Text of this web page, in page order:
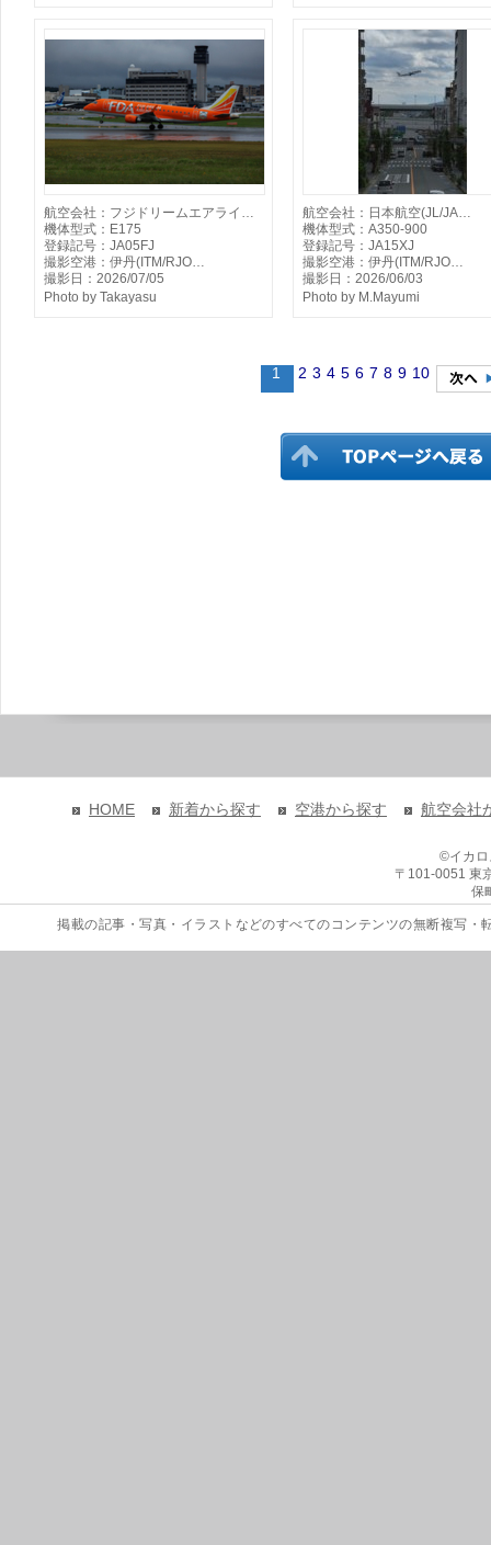
航空会社：フジドリームエアライ…
機体型式：E175
登録記号：JA05FJ
撮影空港：伊丹(ITM/RJO…
撮影日：2026/07/05
Photo by Takayasu
航空会社：日本航空(JL/JA…
機体型式：A350-900
登録記号：JA15XJ
撮影空港：伊丹(ITM/RJO…
撮影日：2026/06/03
Photo by M.Mayumi
1 2 3 4 5 6 7 8 9 10
HOME 新着から探す 空港から探す 航空会社
©イカ
〒101-0051 東
保
掲載の記事・写真・イラストなどのすべてのコンテンツの無断複